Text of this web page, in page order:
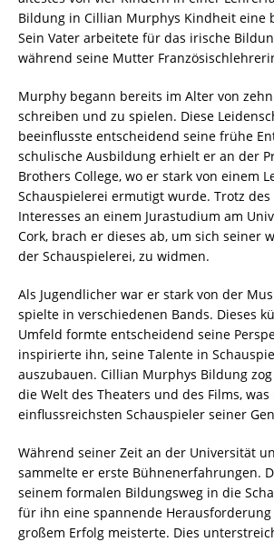
Bildung in Cillian Murphys Kindheit eine
Sein Vater arbeitete für das irische
während seine Mutter
Murphy begann bereits im Alter von
schreiben und zu spielen. Diese
beeinflusste entscheidend seine frühe
schulische Ausbildung erhielt er an der
Brothers College, wo er stark von einem
Schauspielerei ermutigt wurde. Trotz
Interesses an einem Jurastudium am
Cork, brach er dieses ab, um sich seiner
der Schauspielerei, zu widmen.
Als Jugendlicher war er stark von der
spielte in verschiedenen Bands. Dieses
Umfeld formte entscheidend seine
inspirierte ihn, seine Talente in
auszubauen. Cillian Murphys Bildung
die Welt des Theaters und des Films,
einflussreichsten Schauspieler seiner
Während seiner Zeit an der Universität
sammelte er erste Bühnenerfahrungen.
seinem formalen Bildungsweg in die
für ihn eine spannende
großem Erfolg meisterte. Dies